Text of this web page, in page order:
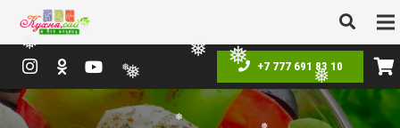
❅
❅
❅
❅
❅
❅
❅
+7 777 691 83 10